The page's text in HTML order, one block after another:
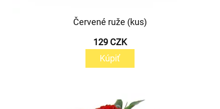
Červené ruže (kus)
129 CZK
Kúpiť